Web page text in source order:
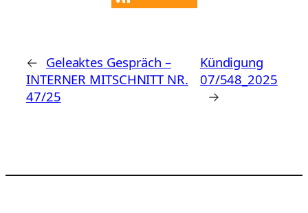
← Geleaktes Gespräch –
INTERNER MITSCHNITT NR.
47/25
Kündigung
07/548_2025
→